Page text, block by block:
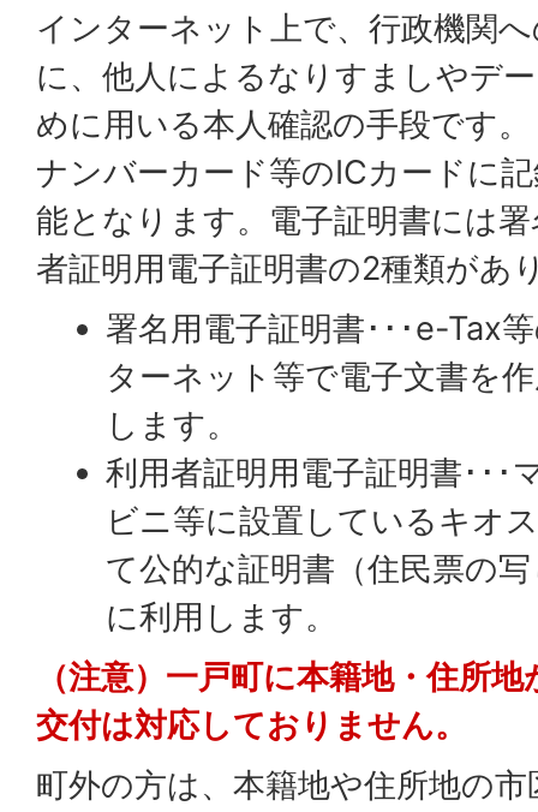
インターネット上で、行政機関
に、他人によるなりすましやデ
めに用いる本人確認の手段です
ナンバーカード等のICカードに
能となります。電子証明書には
者証明用電子証明書の2種類があ
署名用電子証明書･･･e-Tax
ターネット等で電子文書を
します。
利用者証明用電子証明書･･･
ビニ等に設置しているキオ
て公的な証明書（住民票の
に利用します。
（注意）一戸町に本籍地・住所
交付は対応しておりません。
町外の方は、本籍地や住所地の